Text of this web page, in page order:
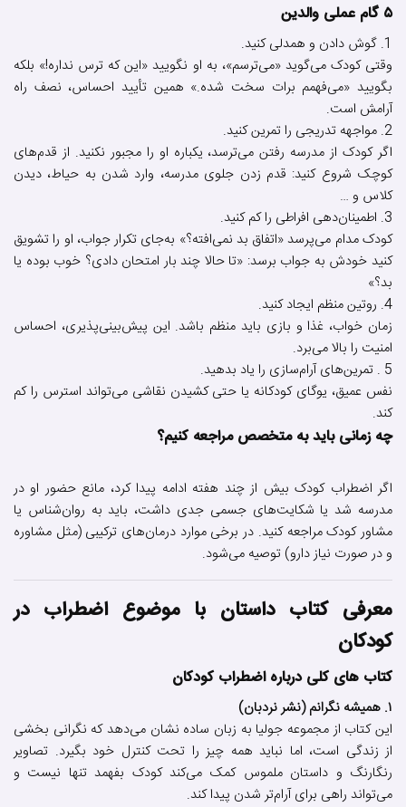
۵ گام عملی والدین
1. گوش دادن و همدلی کنید.
وقتی کودک می‌گوید «می‌ترسم»، به او نگویید «این که ترس نداره!» بلکه
بگویید «می‌فهمم برات سخت شده.» همین تأیید احساس، نصف راه
آرامش است.
2. مواجهه تدریجی را تمرین کنید.
اگر کودک از مدرسه رفتن می‌ترسد، یکباره او را مجبور نکنید. از قدم‌های
کوچک شروع کنید: قدم زدن جلوی مدرسه، وارد شدن به حیاط، دیدن
کلاس و …
3. اطمینان‌دهی افراطی را کم کنید.
کودک مدام می‌پرسد «اتفاق بد نمی‌افته؟» به‌جای تکرار جواب، او را تشویق
کنید خودش به جواب برسد: «تا حالا چند بار امتحان دادی؟ خوب بوده یا
بد؟»
4. روتین منظم ایجاد کنید.
زمان خواب، غذا و بازی باید منظم باشد. این پیش‌بینی‌پذیری، احساس
امنیت را بالا می‌برد.
5 . تمرین‌های آرام‌سازی را یاد بدهید.
نفس عمیق، یوگای کودکانه یا حتی کشیدن نقاشی می‌تواند استرس را کم
کند.
چه زمانی باید به متخصص مراجعه کنیم؟
اگر اضطراب کودک بیش از چند هفته ادامه پیدا کرد، مانع حضور او در
مدرسه شد یا شکایت‌های جسمی جدی داشت، باید به روان‌شناس یا
مشاور کودک مراجعه کنید. در برخی موارد درمان‌های ترکیبی (مثل مشاوره
و در صورت نیاز دارو) توصیه می‌شود.
معرفی کتاب داستان با موضوع اضطراب در
کودکان
کتاب های کلی درباره اضطراب کودکان
۱. همیشه نگرانم (نشر نردبان)
این کتاب از مجموعه جولیا به زبان ساده نشان می‌دهد که نگرانی بخشی
از زندگی است، اما نباید همه چیز را تحت کنترل خود بگیرد. تصاویر
رنگارنگ و داستان ملموس کمک می‌کند کودک بفهمد تنها نیست و
می‌تواند راهی برای آرام‌تر شدن پیدا کند.